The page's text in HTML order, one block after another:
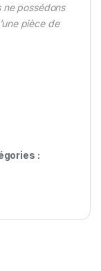
ne possédons
pièce de
: